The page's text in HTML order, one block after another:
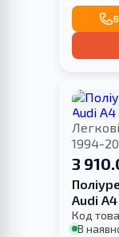
1994-
3
Audi
Код
В